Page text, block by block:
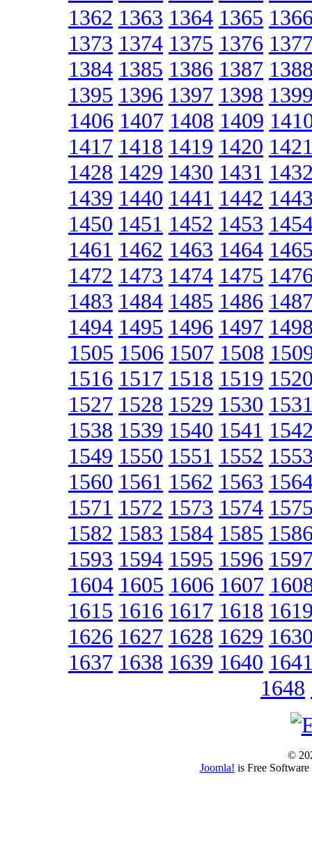
1362 1363 1364 1365
1373 1374 1375 1376
1384 1385 1386 1387
1395 1396 1397 1398
1406 1407 1408 1409
1417 1418 1419 1420
1428 1429 1430 1431
1439 1440 1441 1442
1450 1451 1452 1453
1461 1462 1463 1464
1472 1473 1474 1475
1483 1484 1485 1486
1494 1495 1496 1497
1505 1506 1507 1508
1516 1517 1518 1519
1527 1528 1529 1530
1538 1539 1540 1541
1549 1550 1551 1552
1560 1561 1562 1563
1571 1572 1573 1574
1582 1583 1584 1585
1593 1594 1595 1596
1604 1605 1606 1607
1615 1616 1617 1618
1626 1627 1628 1629
1637 1638 1639 1640
1648
©
Joomla! is Free